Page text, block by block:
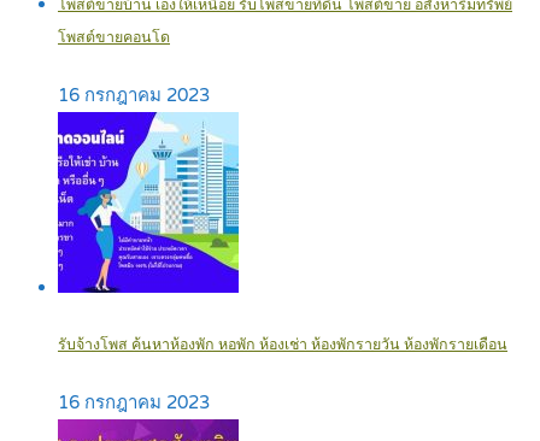
โพสต์ขายบ้าน เองให้เหนื่อย รับโพสขายที่ดิน โพสต์ขาย อสังหาริมทรัพย์
โพสต์ขายคอนโด
16 กรกฎาคม 2023
รับจ้างโพส ค้นหาห้องพัก หอพัก ห้องเช่า ห้องพักรายวัน ห้องพักรายเดือน
16 กรกฎาคม 2023